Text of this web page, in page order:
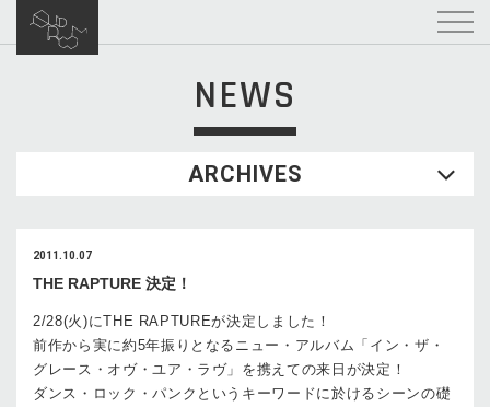
NEWS
ARCHIVES
2011.10.07
THE RAPTURE 決定！
2/28(火)にTHE RAPTUREが決定しました！
前作から実に約5年振りとなるニュー・アルバム「イン・ザ・
グレース・オヴ・ユア・ラヴ」を携えての来日が決定！
ダンス・ロック・パンクというキーワードに於けるシーンの礎